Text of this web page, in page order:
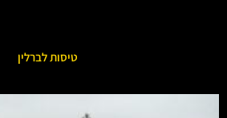
טיסות לברלין